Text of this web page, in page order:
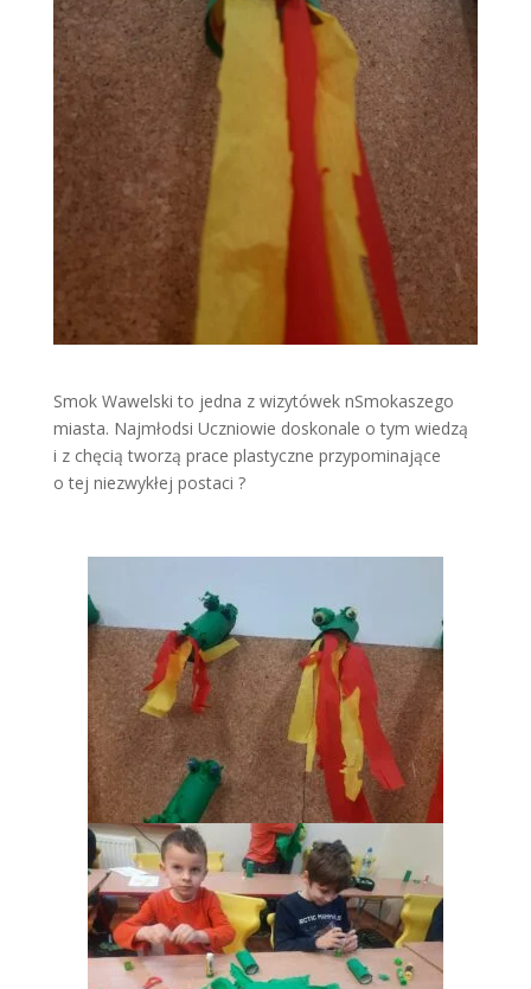
Smok Wawelski to jedna z wizytówek nSmokaszego
miasta. Najmłodsi Uczniowie doskonale o tym wiedzą
i z chęcią tworzą prace plastyczne przypominające
o tej niezwykłej postaci ?